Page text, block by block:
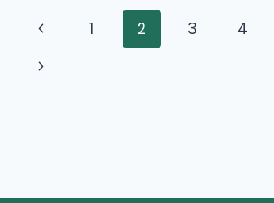
DER
RAMPE?
LEBENSLAUF,
Seitennavigation
Vorherige
Seite
1 2 3 4
Nächste